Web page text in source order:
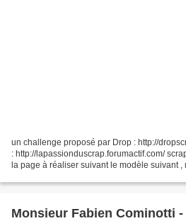
un challenge proposé par Drop : http://
: http://lapassionduscrap.forumactif.com/
la page à réaliser suivant le modèle suivant ,
Monsieur Fabien Cominotti